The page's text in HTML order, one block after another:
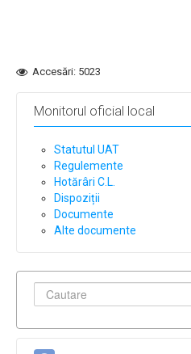
Accesări: 5023
Monitorul oficial local
Statutul UAT
Regulemente
Hotărâri C.L.
Dispoziții
Documente
Alte documente